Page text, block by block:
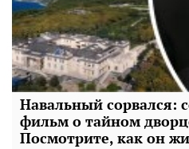
Навальный сорвался:
фильм о тайном
Посмотрите, как он